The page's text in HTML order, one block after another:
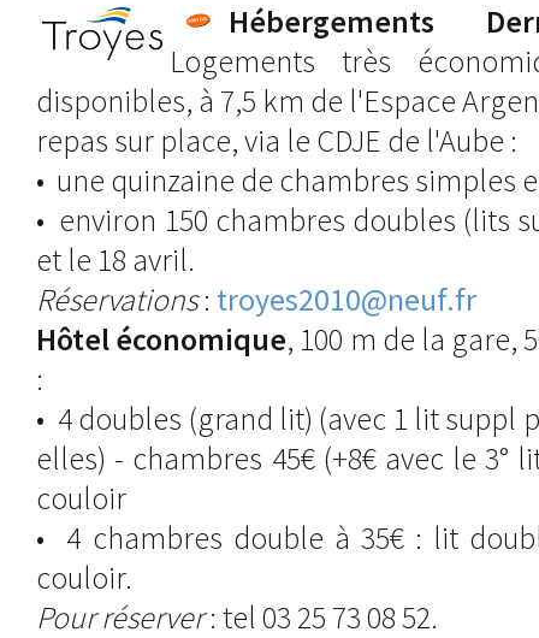
Hébergements
Logements très
disponibles, à 7,5 km de l'Espace
repas sur place, via le CDJE de l'Aube :
• une quinzaine de chambres simples
• environ 150 chambres doubles (lits
et le 18 avril.
Réservations: troyes2010@neuf.fr
Hôtel économique, 100 m de la gare,
:
• 4 doubles (grand lit) (avec 1 lit suppl
elles) - chambres 45€ (+8€ avec le 3°
couloir
• 4 chambres double à 35€ : lit
couloir.
Pour réserver: tel 03 25 73 08 52.